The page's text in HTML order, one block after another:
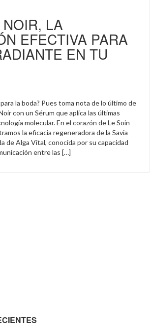
LA
EFECTIVA PARA
EN TU
la boda? Pues toma nota de lo último de
con un Sérum que aplica las últimas
molecular. En el corazón de Le Soin
la eficacia regeneradora de la Savia
de Alga Vital, conocida por su capacidad
entre las […]